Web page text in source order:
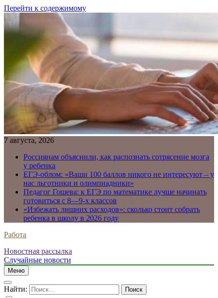
Перейти к содержимому
7 августа, 2026
Россиянам объяснили, как распознать сотрясение мозга
у ребенка
ЕГЭ-облом: «Ваши 100 баллов никого не интересуют – у
нас льготники и олимпиадники»
Педагог Гошева: к ЕГЭ по математике лучше начинать
готовиться с 8—9-х классов
«Избежать лишних расходов»: сколько стоит собрать
ребенка в школу в 2026 году
Работа
Новостная рассылка
Случайные новости
Меню
Найти: